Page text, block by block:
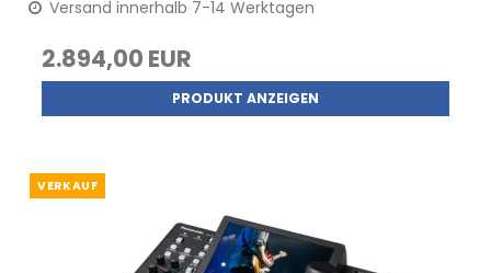
Versand innerhalb 7-14 Werktagen
2.894,00 EUR
PRODUKT ANZEIGEN
VERKAUF